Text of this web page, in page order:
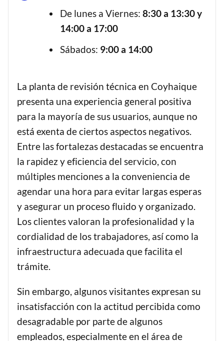
De lunes a Viernes: 8:30 a 13:30 y
14:00 a 17:00
Sábados: 9:00 a 14:00
La planta de revisión técnica en Coyhaique
presenta una experiencia general positiva
para la mayoría de sus usuarios, aunque no
está exenta de ciertos aspectos negativos.
Entre las fortalezas destacadas se encuentra
la rapidez y eficiencia del servicio, con
múltiples menciones a la conveniencia de
agendar una hora para evitar largas esperas
y asegurar un proceso fluido y organizado.
Los clientes valoran la profesionalidad y la
cordialidad de los trabajadores, así como la
infraestructura adecuada que facilita el
trámite.
Sin embargo, algunos visitantes expresan su
insatisfacción con la actitud percibida como
desagradable por parte de algunos
empleados, especialmente en el área de